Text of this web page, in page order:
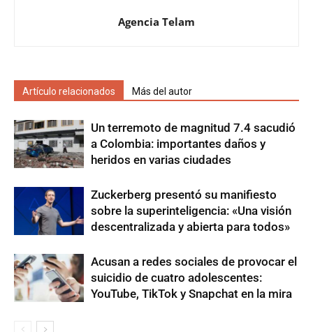
Agencia Telam
Artículo relacionados Más del autor
Un terremoto de magnitud 7.4 sacudió
a Colombia: importantes daños y
heridos en varias ciudades
Zuckerberg presentó su manifiesto
sobre la superinteligencia: «Una visión
descentralizada y abierta para todos»
Acusan a redes sociales de provocar el
suicidio de cuatro adolescentes:
YouTube, TikTok y Snapchat en la mira